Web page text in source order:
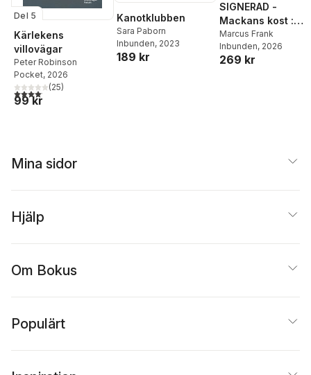
Del 5
Kärlekens
villovägar
Peter Robinson
Pocket, 2026
4,1utav 5 stjärnor. Totalt antal röster:
(25)
99 kr
Kanotklubben
Sara Paborn
Inbunden, 2023
189 kr
SIGNERAD -
Mackans kost :
Middagar och
matlådor
Marcus Frank
Inbunden, 2026
269 kr
Mina sidor
Hjälp
Om Bokus
Populärt